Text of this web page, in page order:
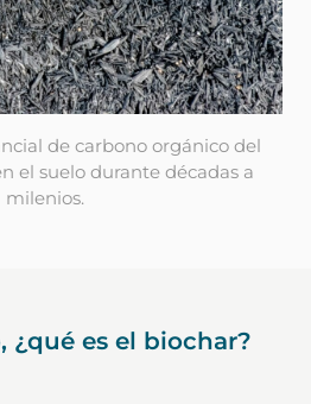
de carbono orgánico del
el suelo durante décadas a
milenios.
¿qué es el biochar?